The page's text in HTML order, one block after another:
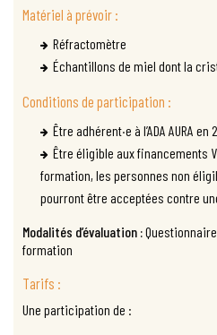
Matériel à prévoir :
Réfractomètre
Échantillons de miel dont la
Conditions de participation :
Être adhérent·e à l’ADA AURA en
Être éligible aux financements
formation, les personnes non
pourront être acceptées contre
Modalités d’évaluation :
formation
Tarifs :
Une participation de :